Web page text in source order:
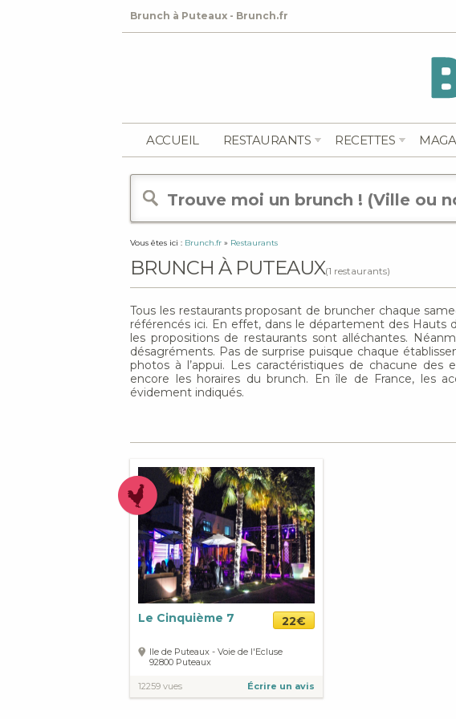
Brunch à Puteaux - Brunch.fr
ACCUEIL RESTAURANTS RECETTES
Vous êtes ici : Brunch.fr » Restaurants
BRUNCH À PUTEAUX(1 restaurants)
Tous les restaurants proposant de bruncher chaque
référencés ici. En effet, dans le département des Hauts
les propositions de restaurants sont alléchantes.
désagréments. Pas de surprise puisque chaque
photos à l’appui. Les caractéristiques de chacune
encore les horaires du brunch. En île de France, les
évidement indiqués.
Le Cinquième 7 22€
Ile de Puteaux - Voie de l'Ecluse
92800 Puteaux
12259 vues Écrire un avis